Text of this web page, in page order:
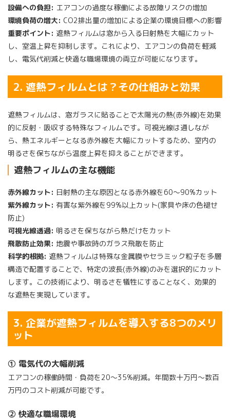
設備への負担: エアコンの過度な稼働による故障リスクの増加
環境負荷の増大: CO2排出量の増加による企業の環境目標への影響
重要ポイント: 遮熱フィルムは窓から入る日射熱を大幅にカット
し、室温上昇を抑制します。これにより、エアコンの負荷を軽減
し、電気代削減と快適な職場環境の両立が可能になります。
2. 遮熱フィルムとは？その仕組みと効果
遮熱フィルムは、窓ガラスに貼ることで太陽光の熱(赤外線)を効果
的に反射・吸収する特殊なフィルムです。可視光線は通しなが
ら、熱エネルギーとなる赤外線を大幅にカットするため、室内の
明るさを保ちながら温度上昇を抑えることができます。
遮熱フィルムの主な機能
赤外線カット: 日射熱の主な原因となる赤外線を60〜90%カット
紫外線カット: 有害な紫外線を99%以上カット(家具や床の色褪せ
防止)
可視光線透過: 明るさを保ちながら熱だけをカット
飛散防止効果: 地震や事故時のガラス飛散を防止
科学的根拠: 遮熱フィルムは特殊な金属膜やセラミック粒子を多層
構造で配置することで、特定の波長(赤外線)のみを選択的にカット
します。この技術により、明るさを犠牲にすることなく、効果的
な遮熱を実現しています。
3. 企業が遮熱フィルムを導入する8つのメリ
ット
① 電気代の大幅削減
エアコンの稼働時間・負荷を20〜35%削減。年間数十万円〜数百
万円のコスト削減が可能です。
② 快適な職場環境